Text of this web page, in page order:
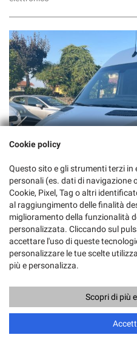
16.800
MERCEDES-BENZ Sprinter F37/
1.950 Cm³
Cookie policy
Questo sito e gli strumenti terzi
personali (es. dati di navigazione
Cookie, Pixel, Tag o altri
al raggiungimento delle finalità
miglioramento della funzionalità
personalizzata. Cliccando sul
accettare l'uso di queste
personalizzare le tue scelte
più e personalizza.
Scopri di più